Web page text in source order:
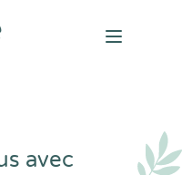
Open
avec